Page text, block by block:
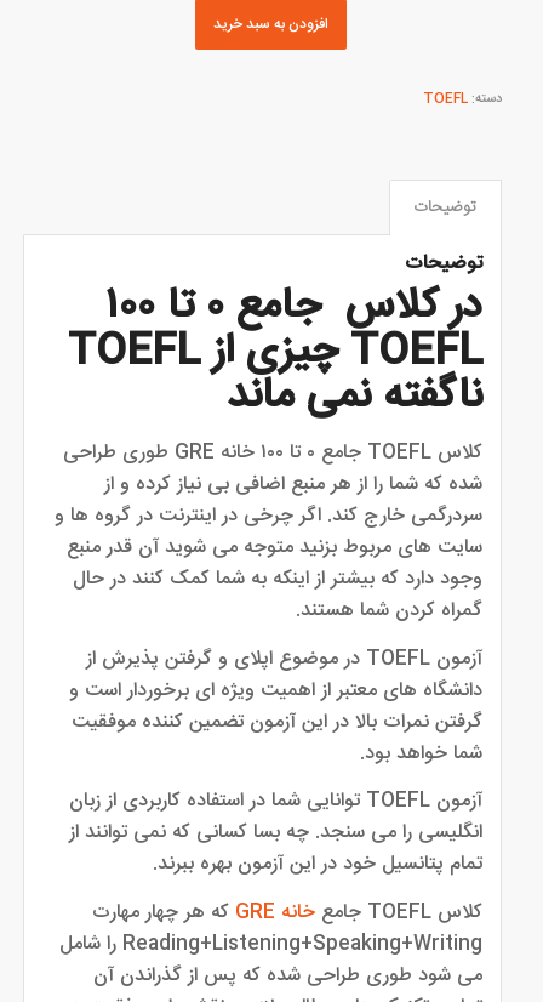
افزودن به سبد خرید
دسته: TOEFL
توضیحات
توضیحات
در کلاس جامع ۰ تا ۱۰۰
TOEFL چیزی از TOEFL
ناگفته نمی ماند
کلاس TOEFL جامع ۰ تا ۱۰۰ خانه GRE طوری طراحی
شده که شما را از هر منبع اضافی بی نیاز کرده و از
سردرگمی خارج کند. اگر چرخی در اینترنت در گروه ها و
سایت های مربوط بزنید متوجه می شوید آن قدر منبع
وجود دارد که بیشتر از اینکه به شما کمک کنند در حال
گمراه کردن شما هستند.
آزمون TOEFL در موضوع اپلای و گرفتن پذیرش از
دانشگاه های معتبر از اهمیت ویژه ای برخوردار است و
گرفتن نمرات بالا در این آزمون تضمین کننده موفقیت
شما خواهد بود.
آزمون TOEFL توانایی شما در استفاده کاربردی از زبان
انگلیسی را می سنجد. چه بسا کسانی که نمی توانند از
تمام پتانسیل خود در این آزمون بهره ببرند.
کلاس TOEFL جامع
خانه GRE
که هر چهار مهارت
Reading+Listening+Speaking+Writing را شامل
می شود طوری طراحی شده که پس از گذراندن آن